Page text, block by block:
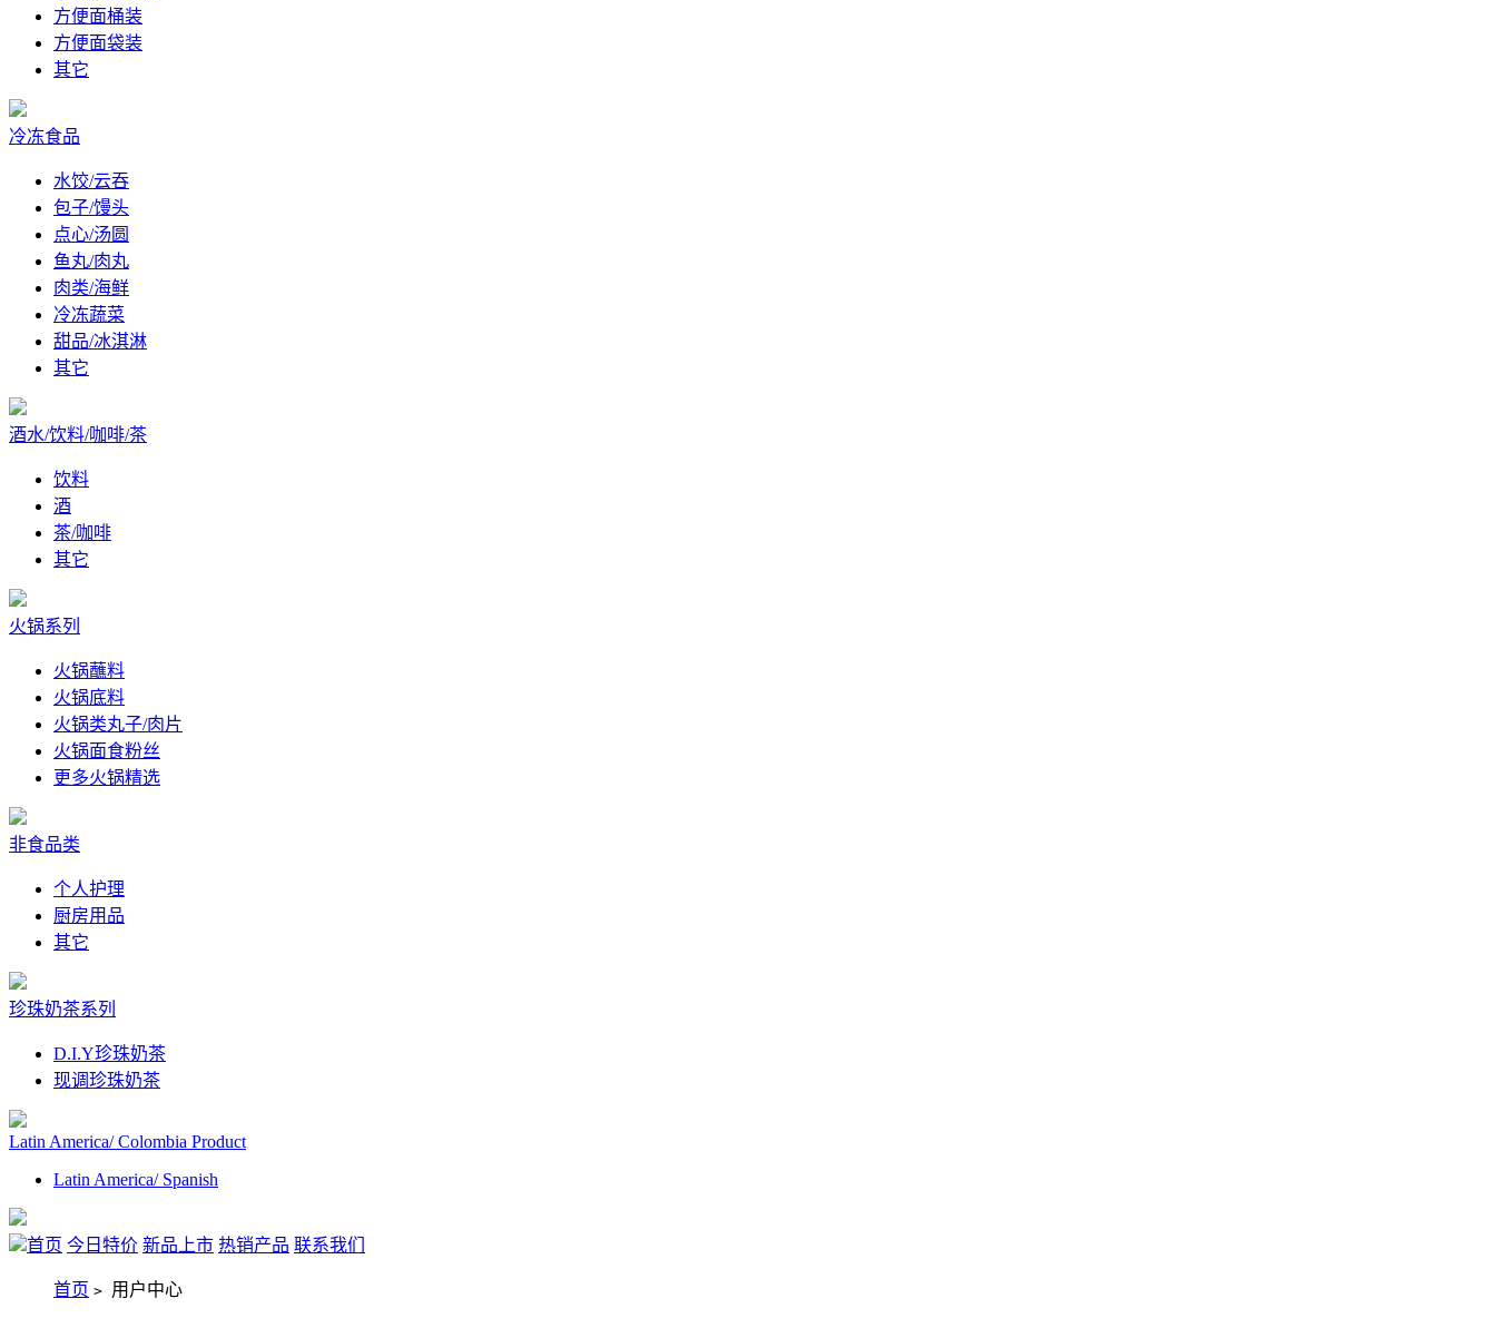
方便面桶装
方便面袋装
其它
冷冻食品
水饺/云吞
包子/馒头
点心/汤圆
鱼丸/肉丸
肉类/海鲜
冷冻蔬菜
甜品/冰淇淋
其它
酒水/饮料/咖啡/茶
饮料
酒
茶/咖啡
其它
火锅系列
火锅蘸料
火锅底料
火锅类丸子/肉片
火锅面食粉丝
更多火锅精选
非食品类
个人护理
厨房用品
其它
珍珠奶茶系列
D.I.Y珍珠奶茶
现调珍珠奶茶
Latin America/ Colombia Product
Latin America/ Spanish
首页 今日特价 新品上市 热销产品 联系我们
首页 > 用户中心